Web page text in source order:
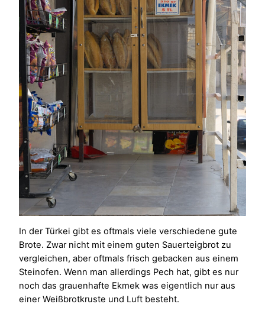
In der Türkei gibt es oftmals viele verschiedene gute
Brote. Zwar nicht mit einem guten Sauerteigbrot zu
vergleichen, aber oftmals frisch gebacken aus einem
Steinofen. Wenn man allerdings Pech hat, gibt es nur
noch das grauenhafte Ekmek was eigentlich nur aus
einer Weißbrotkruste und Luft besteht.